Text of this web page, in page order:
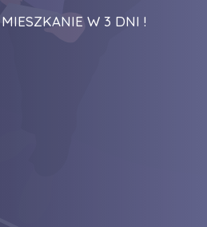
W 3 DNI !